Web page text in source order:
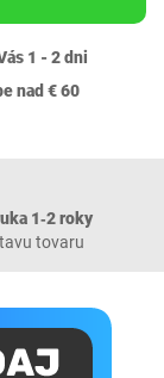
1 - 2 dni
nad € 60
1‐2 roky
tovaru